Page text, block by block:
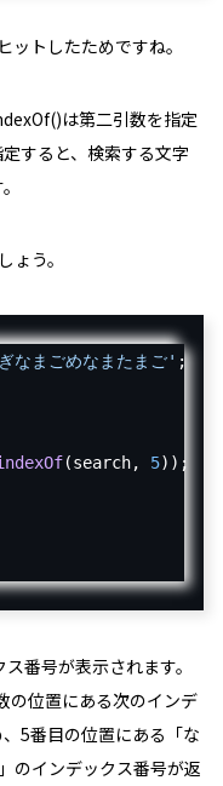
ットしたためですね。
は第二引数を指定
すると、検索する文字
ょう。
なまごめなまたまご' ;
(search, 5));
番号が表示されます。
の位置にある次のインデ
5番目の位置にある「な
」のインデックス番号が返